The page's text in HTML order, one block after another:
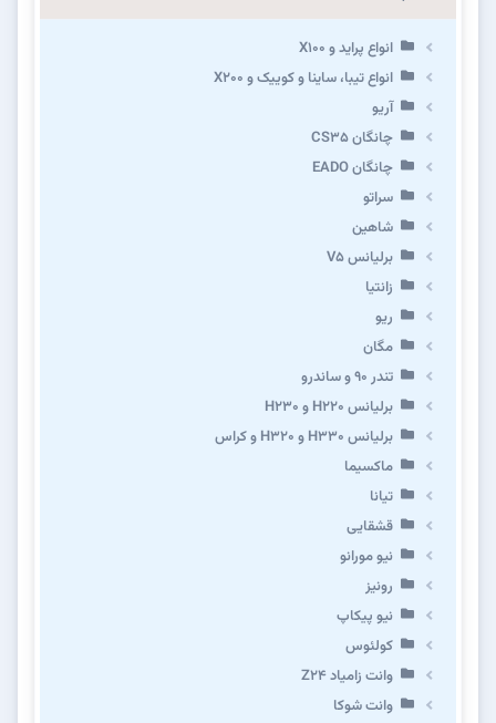
انواع پراید و X100
انواع تیبا، ساینا و کوییک و X200
آریو
چانگان CS35
چانگان EADO
سراتو
شاهین
برلیانس V5
زانتیا
ریو
مگان
تندر ۹۰ و ساندرو
برلیانس H220 و H230
برلیانس H330 و H320 و کراس
ماکسیما
تیانا
قشقایی
نیو مورانو
رونیز
نیو پیکاپ
كولئوس
وانت زامیاد Z24
وانت شوکا